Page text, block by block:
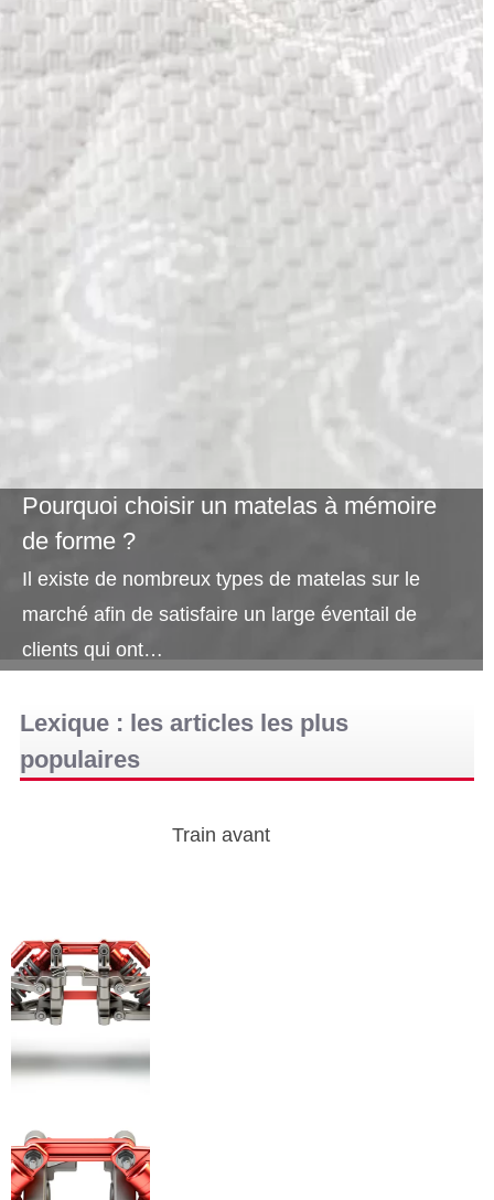
Pourquoi choisir un matelas à mémoire
de forme ?
Il existe de nombreux types de matelas sur le
marché afin de satisfaire un large éventail de
clients qui ont…
Lexique : les articles les plus
populaires
Train avant